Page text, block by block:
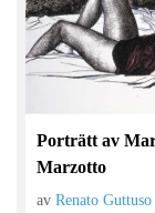
Porträtt av
Marzotto
avRenato Guttuso